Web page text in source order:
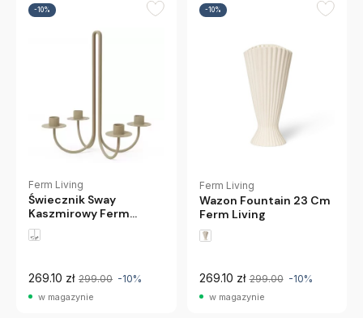
-10%
Ferm Living
Świecznik Sway
Kaszmirowy Ferm
Living
269.10 zł 299.00 -10%
w magazynie
-10%
Ferm Living
Wazon Fountain 23 Cm
Ferm Living
269.10 zł 299.00 -10%
w magazynie